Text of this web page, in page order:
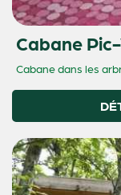
Cabane
Cabane dans les